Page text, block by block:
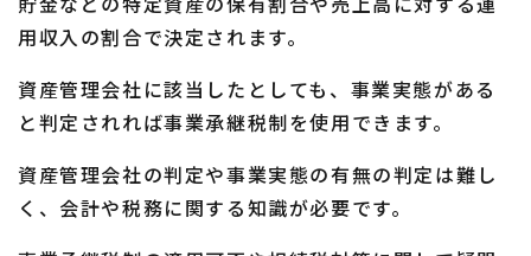
用収入の割合で決定されます。
資産管理会社に該当したとしても、事業実態がある
と判定されれば事業承継税制を使用できます。
資産管理会社の判定や事業実態の有無の判定は難し
く、会計や税務に関する知識が必要です。